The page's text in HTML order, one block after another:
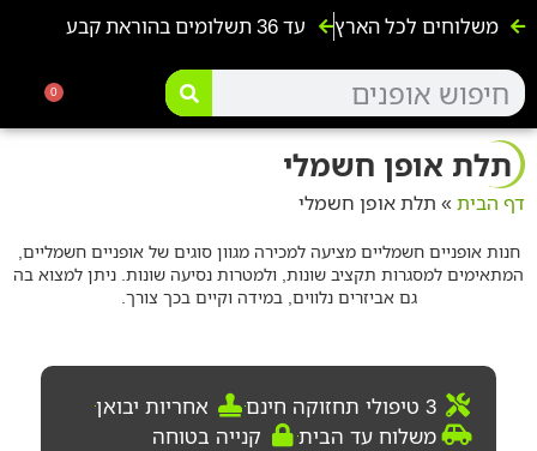
משלוחים לכל הארץ עד 36 תשלומים בהוראת קבע
0
תלת אופן חשמלי
דף הבית » תלת אופן חשמלי
חנות אופניים חשמליים מציעה למכירה מגוון סוגים של אופניים חשמליים,
המתאימים למסגרות תקציב שונות, ולמטרות נסיעה שונות. ניתן למצוא בה
גם אביזרים נלווים, במידה וקיים בכך צורך.
3 טיפולי תחזוקה חינם
אחריות יבואן
משלוח עד הבית
קנייה בטוחה